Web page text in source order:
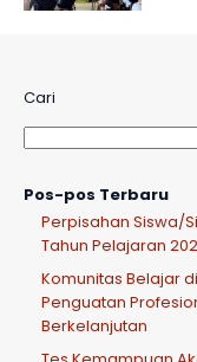
Cari
Pos-pos Terbaru
Perpisahan Siswa/
Tahun Pelajaran
Komunitas Belajar
Penguatan
Berkelanjutan